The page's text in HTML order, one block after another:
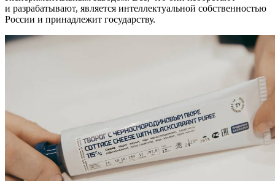
и разрабатывают, является интеллектуальной собственностью
России и принадлежит государству.